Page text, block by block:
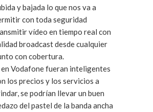
y bajada lo que nos va a
con toda seguridad
vídeo en tiempo real con
broadcast desde cualquier
con cobertura.
en Vodafone fueran inteligentes
los precios y los servicios a
se podrían llevar un buen
del pastel de la banda ancha